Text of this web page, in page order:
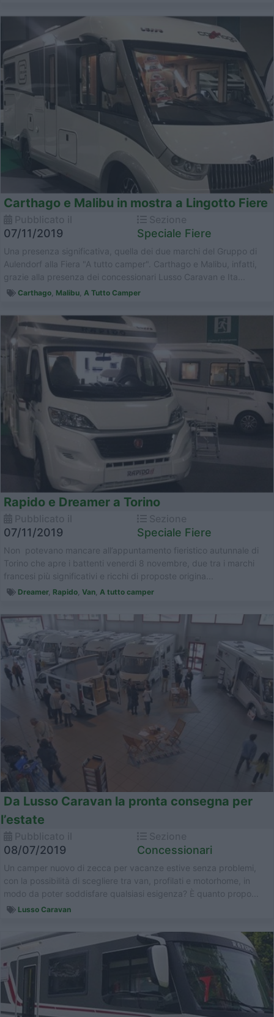
Carthago e Malibu in mostra a Lingotto Fiere
07/11/2019 Speciale Fiere
Una presenza significativa, quella dei due marchi del Gruppo di
Aulendorf alla Fiera "A tutto camper". Carthago e Malibu, infatti,
grazie alla presenza dei concessionari Lusso Caravan e Ita...
Carthago, Malibu, A Tutto Camper
Rapido e Dreamer a Torino
07/11/2019 Speciale Fiere
Non potevano mancare all’appuntamento fieristico autunnale di
Torino che apre i battenti venerdi 8 novembre, due tra i marchi
francesi più significativi e ricchi di proposte origina...
Dreamer, Rapido, Van, A tutto camper
Da Lusso Caravan la pronta consegna per
l’estate
08/07/2019 Concessionari
Un camper nuovo di zecca per vacanze estive senza problemi,
con la possibilità di scegliere tra van, profilati e motorhome, in
modo da poter soddisfare qualsiasi esigenza? È quanto propo...
Lusso Caravan